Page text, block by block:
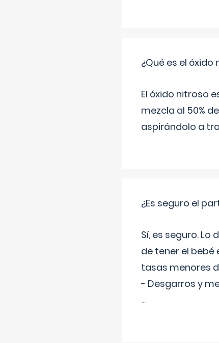
¿Qué es el
El óxido nitroso
mezcla al 50%
aspirándolo a
¿Es seguro el
Sí, es seguro.
de tener el bebé
tasas menores
- Desgarros y
...